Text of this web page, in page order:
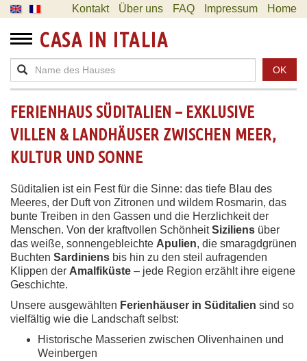
Kontakt Über uns FAQ Impressum Home
CASA IN ITALIA
OK
FERIENHAUS SÜDITALIEN – EXKLUSIVE
VILLEN & LANDHÄUSER ZWISCHEN MEER,
KULTUR UND SONNE
Süditalien ist ein Fest für die Sinne: das tiefe Blau des
Meeres, der Duft von Zitronen und wildem Rosmarin, das
bunte Treiben in den Gassen und die Herzlichkeit der
Menschen. Von der kraftvollen SchönheitSiziliens über
das weiße, sonnengebleichte Apulien, die smaragdgrünen
Buchten Sardiniens bis hin zu den steil aufragenden
Klippen der Amalfiküste – jede Region erzählt ihre eigene
Geschichte.
Unsere ausgewählten Ferienhäuser in Süditalien sind so
vielfältig wie die Landschaft selbst:
Historische Masserien zwischen Olivenhainen und
Weinbergen